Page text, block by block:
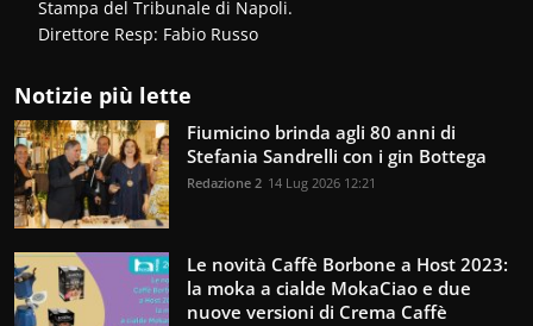
Stampa del Tribunale di Napoli.
Direttore Resp: Fabio Russo
Notizie più lette
Fiumicino brinda agli 80 anni di
Stefania Sandrelli con i gin Bottega
Redazione 2 14 Lug 2026 12:21
Le novità Caffè Borbone a Host 2023:
la moka a cialde MokaCiao e due
nuove versioni di Crema Caffè